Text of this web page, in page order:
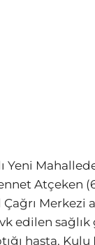
Yeni
Atçeken
Çağrı Merkezi
edilen
hasta, Kulu